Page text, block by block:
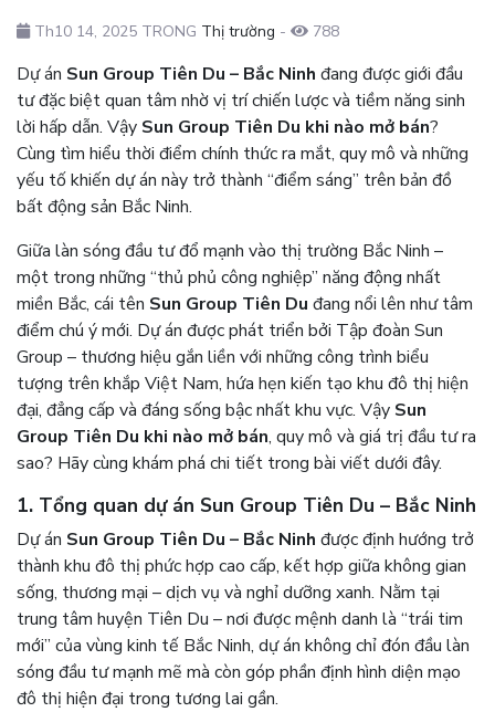
Th10 14, 2025 TRONG Thị trường - 788
Dự án Sun Group Tiên Du – Bắc Ninh đang được giới đầu
tư đặc biệt quan tâm nhờ vị trí chiến lược và tiềm năng sinh
lời hấp dẫn. Vậy Sun Group Tiên Du khi nào mở bán?
Cùng tìm hiểu thời điểm chính thức ra mắt, quy mô và những
yếu tố khiến dự án này trở thành “điểm sáng” trên bản đồ
bất động sản Bắc Ninh.
Giữa làn sóng đầu tư đổ mạnh vào thị trường Bắc Ninh –
một trong những “thủ phủ công nghiệp” năng động nhất
miền Bắc, cái tên Sun Group Tiên Du đang nổi lên như tâm
điểm chú ý mới. Dự án được phát triển bởi Tập đoàn Sun
Group – thương hiệu gắn liền với những công trình biểu
tượng trên khắp Việt Nam, hứa hẹn kiến tạo khu đô thị hiện
đại, đẳng cấp và đáng sống bậc nhất khu vực. Vậy Sun
Group Tiên Du khi nào mở bán, quy mô và giá trị đầu tư ra
sao? Hãy cùng khám phá chi tiết trong bài viết dưới đây.
1. Tổng quan dự án Sun Group Tiên Du – Bắc Ninh
Dự án Sun Group Tiên Du – Bắc Ninh được định hướng trở
thành khu đô thị phức hợp cao cấp, kết hợp giữa không gian
sống, thương mại – dịch vụ và nghỉ dưỡng xanh. Nằm tại
trung tâm huyện Tiên Du – nơi được mệnh danh là “trái tim
mới” của vùng kinh tế Bắc Ninh, dự án không chỉ đón đầu làn
sóng đầu tư mạnh mẽ mà còn góp phần định hình diện mạo
đô thị hiện đại trong tương lai gần.